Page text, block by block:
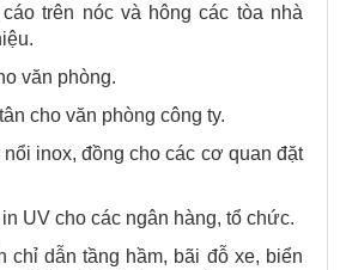
trên nóc và hông các tòa nhà
văn phòng.
cho văn phòng công ty.
inox, đồng cho các cơ quan đặt
UV cho các ngân hàng, tổ chức.
chỉ dẫn tầng hầm, bãi đỗ xe, biển